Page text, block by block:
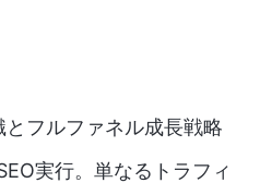
フルファネル成長戦略
実行。単なるトラフィ